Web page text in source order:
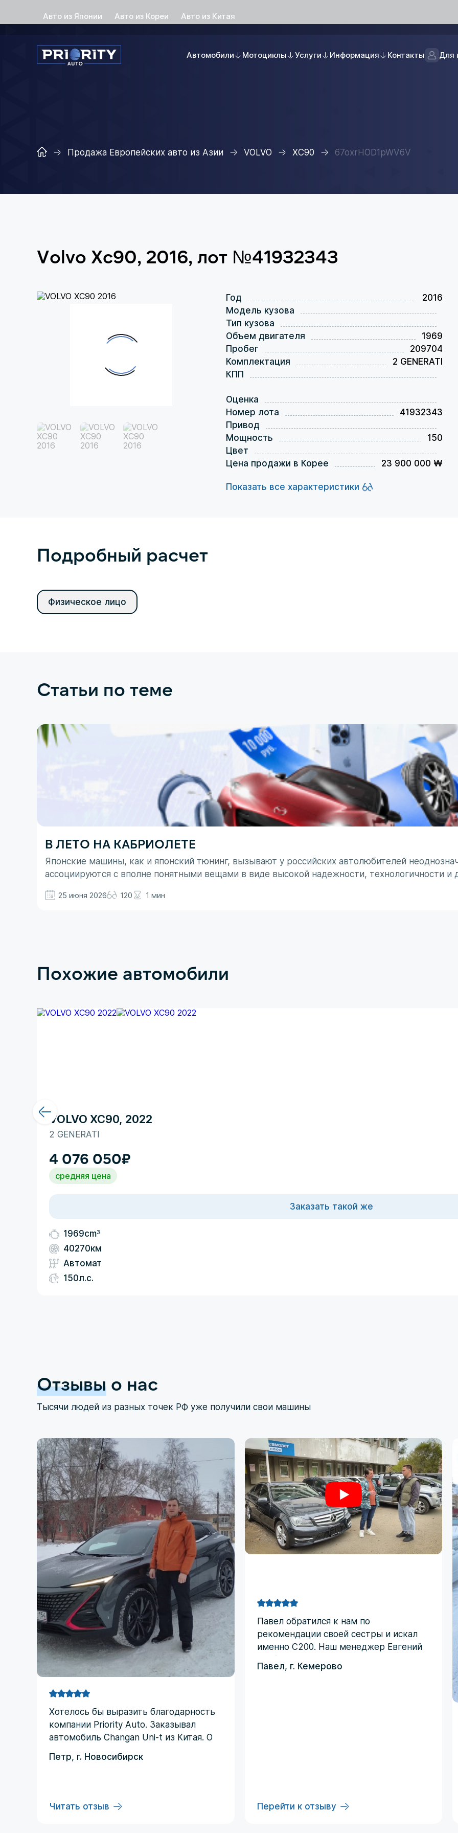
Авто из Японии Авто из Кореи Авто из Китая
Автомобили Мотоциклы Услуги Информация Контакты Для
Продажа Европейских авто из Азии VOLVO XC90 67oxrHOD1pWV6V
Volvo Xc90, 2016, лот №41932343
Год
2016
Модель кузова
Тип кузова
Объем двигателя
1969
Пробег
209704
Комплектация
2 GENERATI
КПП
Оценка
Номер лота
41932343
Привод
Мощность
150
Цвет
Цена продажи в Корее
23 900 000 ₩
Показать все характеристики
Подробный расчет
Физическое лицо
Статьи по теме
В ЛЕТО НА КАБРИОЛЕТЕ
Японские машины, как и японский тюнинг, вызывают у российских автолюбителей
ассоциируются с вполне понятными вещами в виде высокой надежности, технологичности
25 июня 2026 120 1 мин
Похожие автомобили
1969cm3
40270км
Автомат
150л.с.
VOLVO XC90, 2022
2 GENERATI
4 076 050₽
средняя цена
Заказать такой же
Отзывы о нас
Тысячи людей из разных точек РФ уже получили свои машины
Хотелоcь бы выразить благодарность
компании Priority Аuto. Заказывал
автомобиль Changan Uni-t из Китая. О
компании узнал от друзей и коллег по
работе. Работал со мной менеджер
опасения по условиям выполнения
Петр, г. Новосибирск
Читать отзыв
Павел обратился к нам по
рекомендации своей сестры и искал
именно C200. Наш менеджер Евгений
автомобиль был куплен с первой
Павел, г. Кемерово
Перейти к отзыву